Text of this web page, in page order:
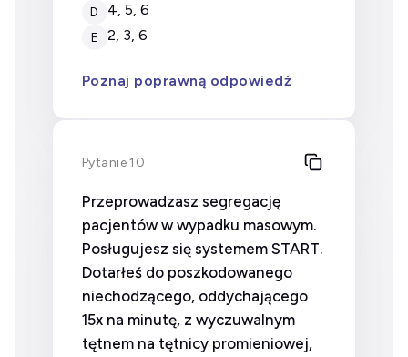
D 4, 5, 6
E 2, 3, 6
Poznaj poprawną odpowiedź
Pytanie 10
Przeprowadzasz segregację
pacjentów w wypadku masowym.
Posługujesz się systemem START.
Dotarłeś do poszkodowanego
niechodzącego, oddychającego
15x na minutę, z wyczuwalnym
tętnem na tętnicy promieniowej,